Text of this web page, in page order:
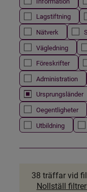
Lagstiftning
Nätverk
Vägledning
Föreskrifter
Administration
Ursprungsländer
Oegentligheter
Utbildning
38 träffarvid
Nollställ